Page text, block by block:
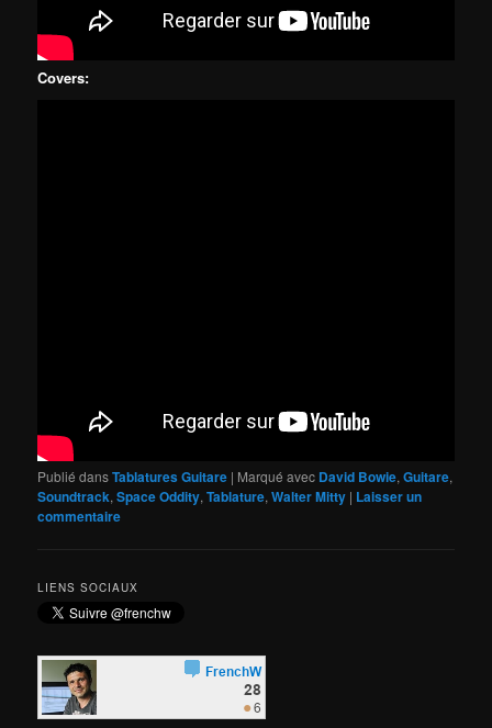
Covers:
Publié dansTablatures Guitare | Marqué avec David Bowie,Guitare,
Soundtrack,Space Oddity,Tablature,Walter Mitty | Laisser un
commentaire
LIENS SOCIAUX